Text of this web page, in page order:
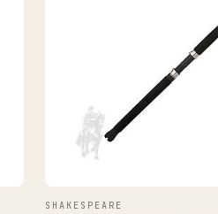
SHAKESPEARE